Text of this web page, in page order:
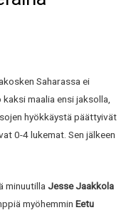
Saharassa ei
maalia ensi jaksolla,
hyökkäystä päättyivät
0-4 lukemat. Sen jälkeen
minuutillaJesse Jaakkola
myöhemmin Eetu